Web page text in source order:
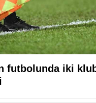
futbolunda iki